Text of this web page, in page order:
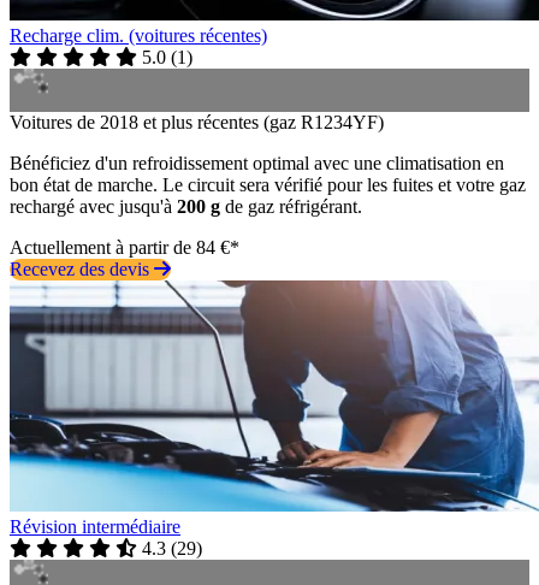
Recharge clim. (voitures récentes)
5.0 (1)
Voitures de 2018 et plus récentes (gaz R1234YF)
Bénéficiez d'un refroidissement optimal avec une climatisation en
bon état de marche. Le circuit sera vérifié pour les fuites et votre gaz
rechargé avec jusqu'à 200 g de gaz réfrigérant.
Actuellement à partir de 84 €*
Recevez des devis
Révision intermédiaire
4.3 (29)